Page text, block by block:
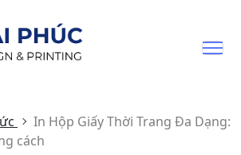
In Hộp Giấy Thời Trang Đa Dạng:
cách